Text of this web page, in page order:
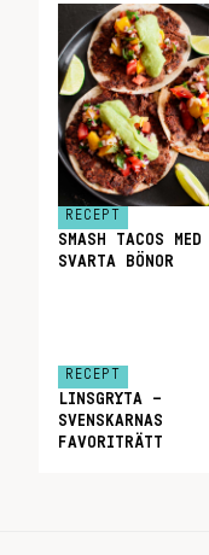
RECEPT
SMASH TACOS MED
SVARTA BÖNOR
RECEPT
LINSGRYTA –
SVENSKARNAS
FAVORITRÄTT